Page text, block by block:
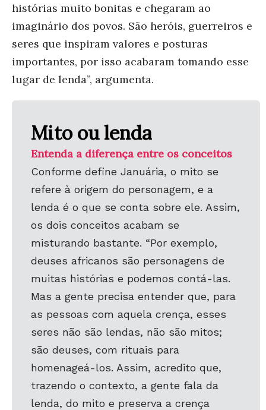
histórias muito bonitas e chegaram ao
imaginário dos povos. São heróis, guerreiros e
seres que inspiram valores e posturas
importantes, por isso acabaram tomando esse
lugar de lenda”, argumenta.
Mito ou lenda
Entenda a diferença entre os conceitos
Conforme define Januária, o mito se
refere à origem do personagem, e a
lenda é o que se conta sobre ele. Assim,
os dois conceitos acabam se
misturando bastante. “Por exemplo,
deuses africanos são personagens de
muitas histórias e podemos contá-las.
Mas a gente precisa entender que, para
as pessoas com aquela crença, esses
seres não são lendas, não são mitos;
são deuses, com rituais para
homenageá-los. Assim, acredito que,
trazendo o contexto, a gente fala da
lenda, do mito e preserva a crença